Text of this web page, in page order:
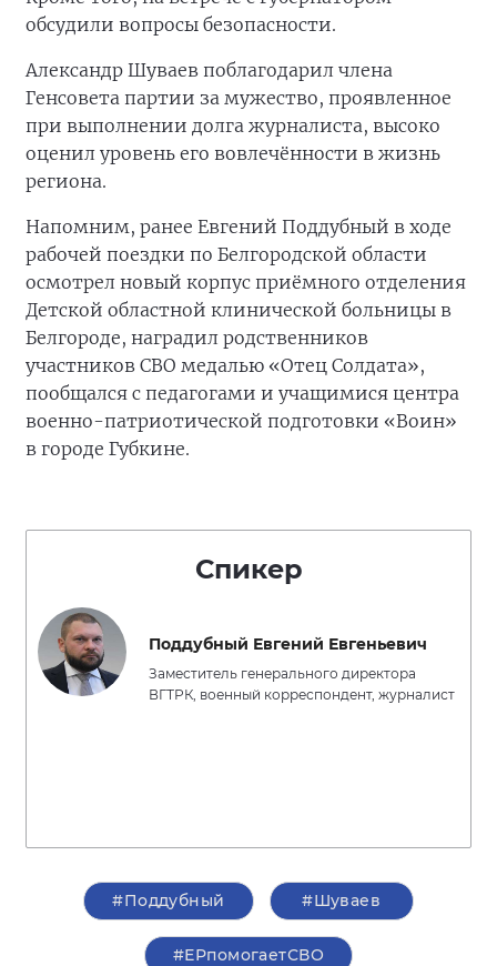
обсудили вопросы безопасности.
Александр Шуваев поблагодарил члена
Генсовета партии за мужество, проявленное
при выполнении долга журналиста, высоко
оценил уровень его вовлечённости в жизнь
региона.
Напомним, ранее Евгений Поддубный в ходе
рабочей поездки по Белгородской области
осмотрел новый корпус приёмного отделения
Детской областной клинической больницы в
Белгороде, наградил родственников
участников СВО медалью «Отец Солдата»,
пообщался с педагогами и учащимися центра
военно-патриотической подготовки «Воин»
в городе Губкине.
Спикер
Поддубный Евгений Евгеньевич
Заместитель генерального директора
ВГТРК, военный корреспондент, журналист
#Поддубный #Шуваев
#ЕРпомогаетСВО